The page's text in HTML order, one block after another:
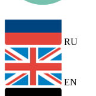
RU
EN